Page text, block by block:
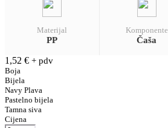
Materijal
PP
Komponente
Čaša
1,52 € + pdv
Boja
Bijela
Navy Plava
Pastelno bijela
Tamna siva
Cijena